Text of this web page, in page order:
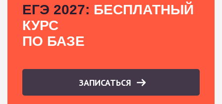
ЕГЭ 2027: БЕСПЛАТНЫЙ
КУРС
ПО БАЗЕ
ЗАПИСАТЬСЯ